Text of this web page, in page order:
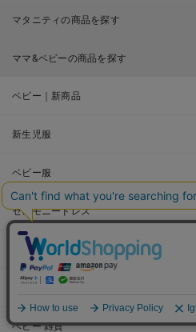
マタニティの商品を探す
ママ&ベビーの商品を探す
ベビー｜新商品
新生児服
ベビー服
セレモニードレス
シーズンアイテム
ベビー・新生児 寝具
ベビー 雑貨